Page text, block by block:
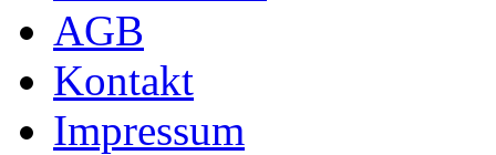
AGB
Kontakt
Impressum